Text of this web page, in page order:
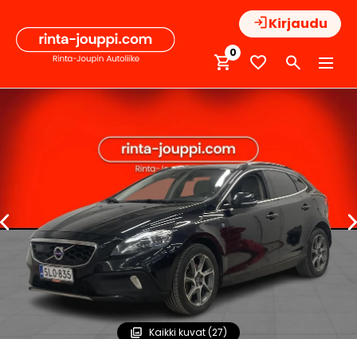
sisältöön
Kirjaudu
0
Kaikki kuvat (27)